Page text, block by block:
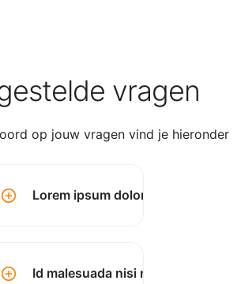
vragen
op jouw vragen vind je hieronder
Lorem ipsum dolor sit amet
Id malesuada nisi montes?